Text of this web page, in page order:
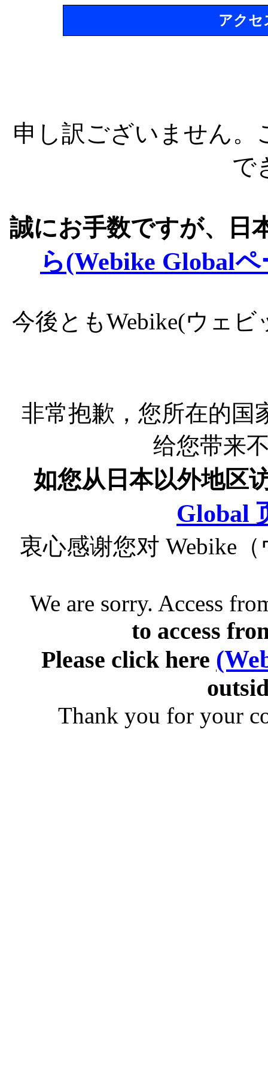
アクセ
申し訳ございません
で
誠にお手数ですが、日
ら(Webike Global
今後ともWebike(ウェ
非常抱歉，您所在的国
给您带来
如您从日本以外地区
Global
衷心感谢您对 Webike
We are sorry. Access
to access
Please click here
Thank you for your